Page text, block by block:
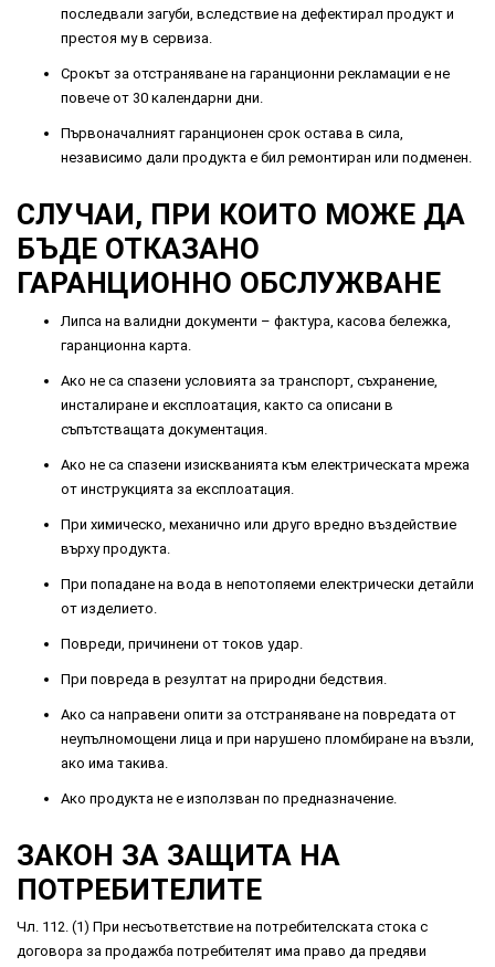
последвали загуби, вследствие на дефектирал продукт и
престоя му в сервиза.
Срокът за отстраняване на гаранционни рекламации е не
повече от 30 календарни дни.
Първоначалният гаранционен срок остава в сила,
независимо дали продукта е бил ремонтиран или подменен.
СЛУЧАИ, ПРИ КОИТО МОЖЕ ДА
БЪДЕ ОТКАЗАНО
ГАРАНЦИОННО ОБСЛУЖВАНЕ
Липса на валидни документи – фактура, касова бележка,
гаранционна карта.
Ако не са спазени условията за транспорт, съхранение,
инсталиране и експлоатация, както са описани в
съпътстващата документация.
Ако не са спазени изискванията към електрическата мрежа
от инструкцията за експлоатация.
При химическо, механично или друго вредно въздействие
върху продукта.
При попадане на вода в непотопяеми електрически детайли
от изделието.
Повреди, причинени от токов удар.
При повреда в резултат на природни бедствия.
Ако са направени опити за отстраняване на повредата от
неупълномощени лица и при нарушено пломбиране на възли,
ако има такива.
Ако продукта не е използван по предназначение.
ЗАКОН ЗА ЗАЩИТА НА
ПОТРЕБИТЕЛИТЕ
Чл. 112. (1) При несъответствие на потребителската стока с
договора за продажба потребителят има право да предяви